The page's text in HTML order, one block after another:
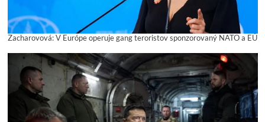
Zacharovová: V Európe operuje gang teroristov sponzorovaný NATO a EÚ